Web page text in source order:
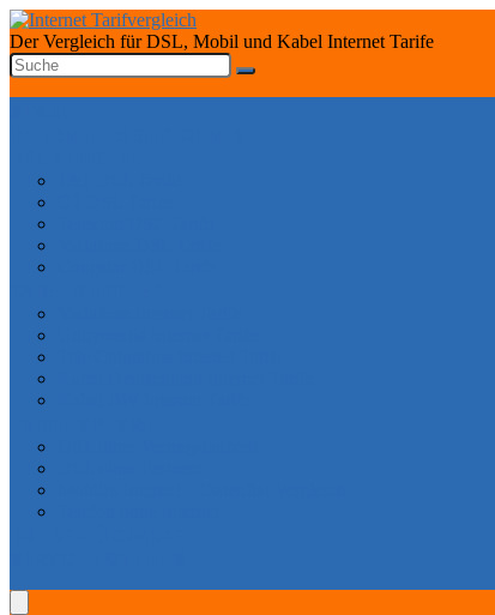
Der Vergleich für DSL, Mobil und Kabel Internet Tarife